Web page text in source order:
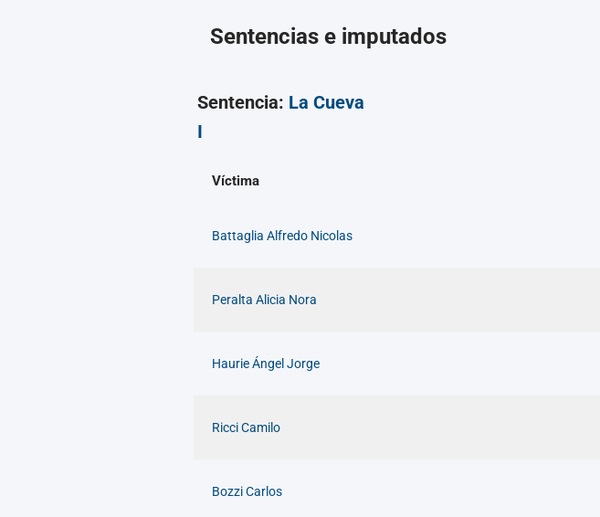
Sentencias e imputados
Sentencia: La Cueva
I
Víctima
Battaglia Alfredo Nicolas
Peralta Alicia Nora
Haurie Ángel Jorge
Ricci Camilo
Bozzi Carlos